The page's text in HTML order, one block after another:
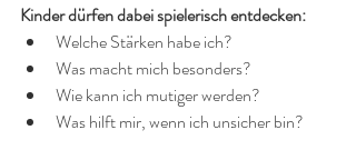
Kinder dürfen dabei spielerisch entdecken:
Welche Stärken habe ich?
Was macht mich besonders?
Wie kann ich mutiger werden?
Was hilft mir, wenn ich unsicher bin?